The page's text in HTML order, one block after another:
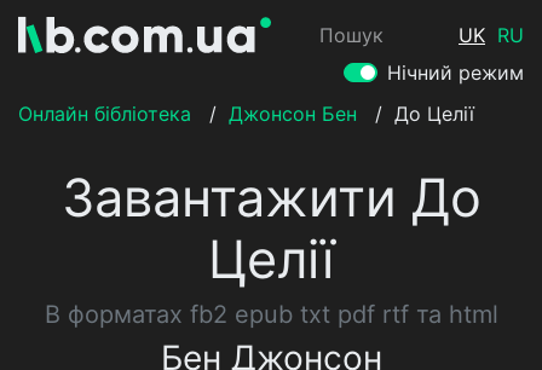
Пошук UK RU
Нічний режим
Онлайн бібліотека
/ Джонсон Бен / До Целії
Завантажити До
Целії
В форматах fb2 epub txt pdf rtf та html
Бен Джонсон